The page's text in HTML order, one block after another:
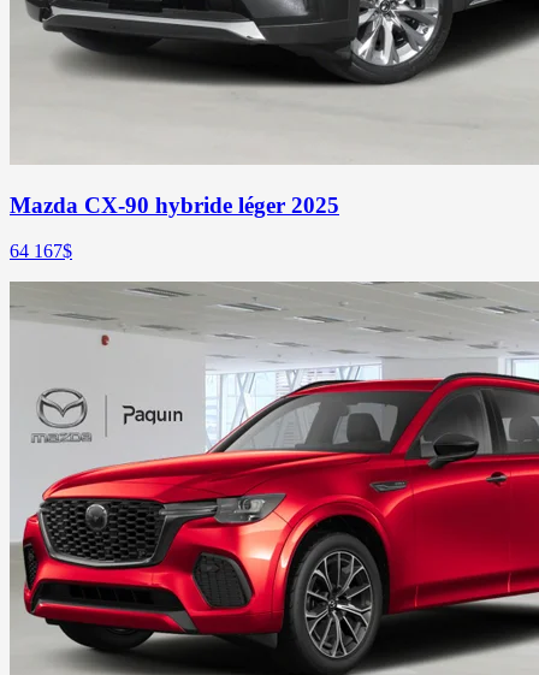
Mazda CX-90 hybride léger 2025
64 167$